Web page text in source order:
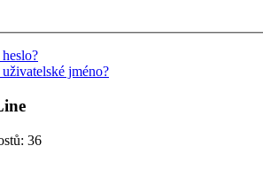
jméno?
36